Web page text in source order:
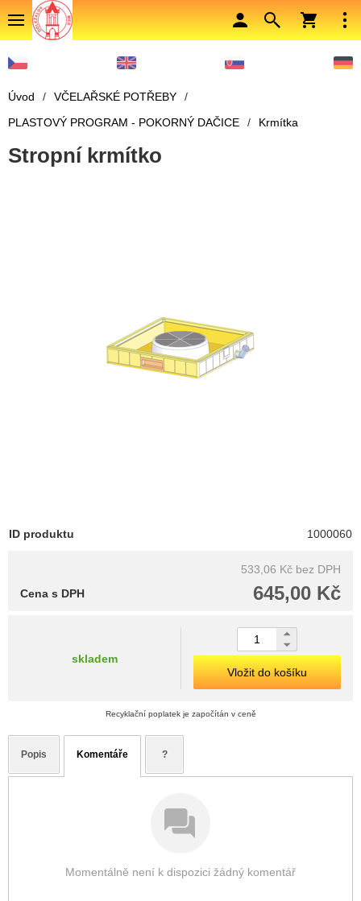
Úvod / VČELAŘSKÉ POTŘEBY
/
PLASTOVÝ PROGRAM - POKORNÝ DAČICE
/ Krmítka
Stropní krmítko
ID produktu 1000060
533,06 Kč bez DPH
645,00 Kč
Cena s DPH
skladem
Vložit do košíku
Recyklační poplatek je započítán v ceně
Popis Komentáře ?
Momentálně není k dispozici žádný komentář